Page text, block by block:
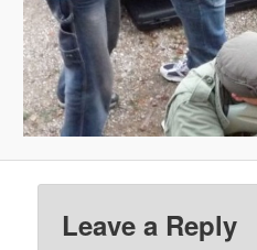
Leave a Reply